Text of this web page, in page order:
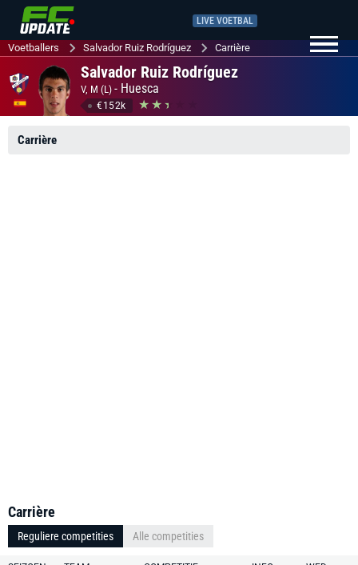
LIVE VOETBAL
Voetballers Salvador Ruiz Rodríguez Carrière
Salvador Ruiz Rodríguez
V, M (L) - Huesca
€152k
Carrière
Carrière
Reguliere competities Alle competities